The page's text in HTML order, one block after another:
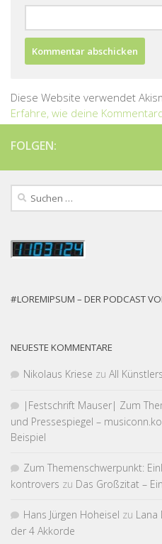
Diese Website verwendet
Erfahre, wie deine
FOLGEN:
Suchen
#LOREMIPSUM – DER PODCAST
NEUESTE KOMMENTARE
Nikolaus Kriese zu All
|Fest­schrift Mauser| Zum
und Pressespiegel –
Beispiel
Zum Themen­schwer­punkt:
kontrovers zu Das Großzitat –
Hans Jürgen Hoheisel zu Lana
der 4 Akkorde